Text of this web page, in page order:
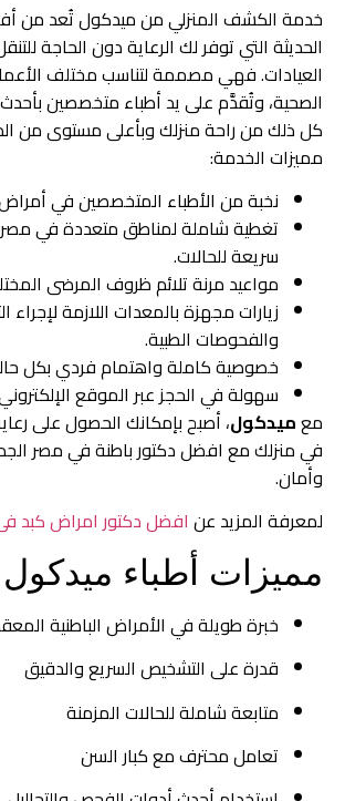
خدمة الكشف المنزلي من ميدكول تُعد من
الحديثة التي توفر لك الرعاية دون الحاجة
العيادات. فهي مصممة لتناسب مختلف
الصحية، وتُقدَّم على يد أطباء متخصصين بأحدث
كل ذلك من راحة منزلك وبأعلى مستوى من
مميزات الخدمة:
نخبة من الأطباء المتخصصين في أمراض
تغطية شاملة لمناطق متعددة في
سريعة للحالات.
مواعيد مرنة تلائم ظروف المرضى
زيارات مجهزة بالمعدات اللازمة لإجراء
والفحوصات الطبية.
خصوصية كاملة واهتمام فردي بكل
سهولة في الحجز عبر الموقع
معميدكول، أصبح بإمكانك الحصول على
في منزلك مع افضل دكتور باطنة في مصر
وأمان.
لمعرفة المزيد عن افضل دكتور امراض كبد
مميزات أطباء ميدكول
خبرة طويلة في الأمراض الباطنية
قدرة على التشخيص السريع والدقيق
متابعة شاملة للحالات المزمنة
تعامل محترف مع كبار السن